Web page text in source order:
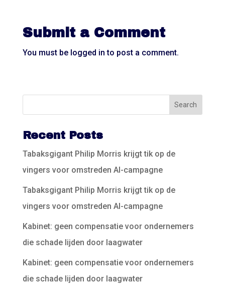
Submit a Comment
You must be logged in to post a comment.
Recent Posts
Tabaksgigant Philip Morris krijgt tik op de
vingers voor omstreden AI-campagne
Tabaksgigant Philip Morris krijgt tik op de
vingers voor omstreden AI-campagne
Kabinet: geen compensatie voor ondernemers
die schade lijden door laagwater
Kabinet: geen compensatie voor ondernemers
die schade lijden door laagwater